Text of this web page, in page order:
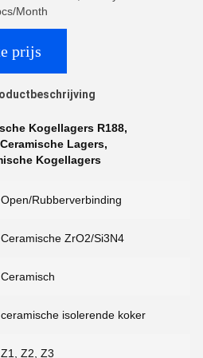
Month
prijs
Kogellagers R188,
Lagers,
Kogellagers
Open/Rubberverbinding
Ceramische ZrO2/Si3N4
Ceramisch
ceramische isolerende koker
Z1, Z2, Z3